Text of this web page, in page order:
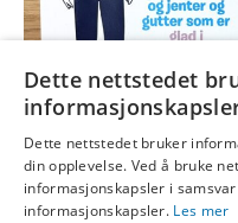
Malimo har flere gratis
forsikre deg om at
og lære for alle elever?
Dette nettstedet
Dette nettstedet bruker
din opplevelse. Ved å bruke
informasjonskapsler i
informasjonskapsler. Les mer